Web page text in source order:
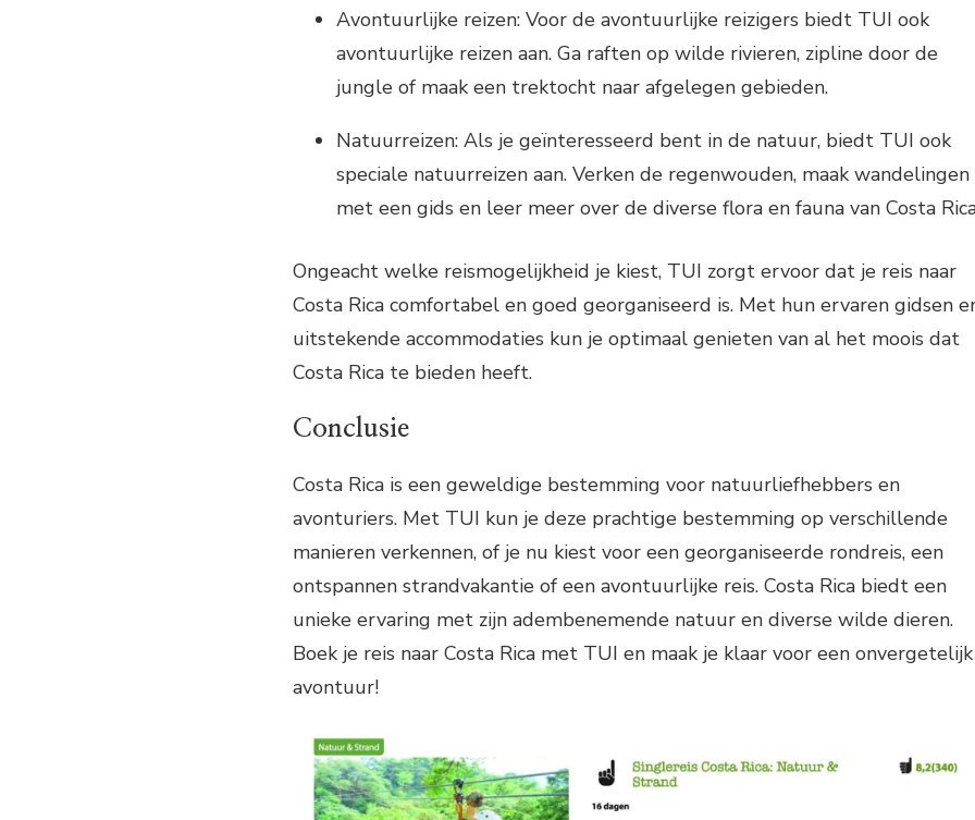
Avontuurlijke reizen: Voor de avontuurlijke reizigers biedt TUI ook
avontuurlijke reizen aan. Ga raften op wilde rivieren, zipline door de
jungle of maak een trektocht naar afgelegen gebieden.
Natuurreizen: Als je geïnteresseerd bent in de natuur, biedt TUI ook
speciale natuurreizen aan. Verken de regenwouden, maak wandelingen
met een gids en leer meer over de diverse flora en fauna van Costa
Ongeacht welke reismogelijkheid je kiest, TUI zorgt ervoor dat je reis naar
Costa Rica comfortabel en goed georganiseerd is. Met hun ervaren gidsen
uitstekende accommodaties kun je optimaal genieten van al het moois dat
Costa Rica te bieden heeft.
Conclusie
Costa Rica is een geweldige bestemming voor natuurliefhebbers en
avonturiers. Met TUI kun je deze prachtige bestemming op verschillende
manieren verkennen, of je nu kiest voor een georganiseerde rondreis, een
ontspannen strandvakantie of een avontuurlijke reis. Costa Rica biedt een
unieke ervaring met zijn adembenemende natuur en diverse wilde dieren.
Boek je reis naar Costa Rica met TUI en maak je klaar voor een onvergetelijk
avontuur!